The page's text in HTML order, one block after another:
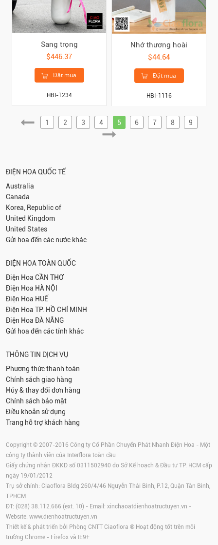
Sang trọng
$446.37
Đặt mua
HBI-1234
Nhớ thương hoài
$44.64
Đặt mua
HBI-1116
1 2 3 4 5 6 7 8 9
ĐIỆN HOA QUỐC TẾ
Australia
Canada
Korea, Republic of
United Kingdom
United States
Gửi hoa đến các nước khác
ĐIỆN HOA TOÀN QUỐC
Điện Hoa CẦN THƠ
Điện Hoa HÀ NỘI
Điện Hoa HUẾ
Điện Hoa TP. HỒ CHÍ MINH
Điện Hoa ĐÀ NẴNG
Gửi hoa đến các tỉnh khác
THÔNG TIN DỊCH VỤ
Phương thức thanh toán
Chính sách giao hàng
Hủy & thay đổi đơn hàng
Chính sách bảo mật
Điều khoản sử dụng
Trang hỗ trợ khách hàng
Copyright © 2007-2016 Công ty Cổ Phần Chuyển Phát Nhanh Điện Hoa - Một
công ty thành viên của Interflora toàn cầu
Giấy chứng nhận ĐKKD số 0311502940 do Sở Kế hoạch & Đầu tư TP. HCM cấp
ngày 19/01/2012
Trụ sở chính: Ciaoflora Bldg 260/4/46 Nguyễn Thái Bình, P.12, Quận Tân Bình,
TPHCM
ĐT: (028) 38.112.666 (ext. 10) - Email: xinchaoatdienhoatructuyen.vn -
Website: www.dienhoatructuyen.vn
Thiết kế & phát triển bởi Phòng CNTT Ciaoflora ® Hoạt động tốt trên môi
trường Chrome - Firefox và IE9+